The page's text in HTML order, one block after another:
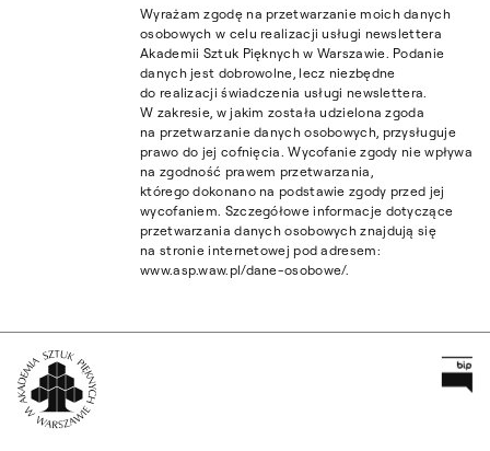
Wyrażam zgodę na przetwarzanie moich danych
osobowych w celu realizacji usługi newslettera
Akademii Sztuk Pięknych w Warszawie. Podanie
danych jest dobrowolne, lecz niezbędne
do realizacji świadczenia usługi newslettera.
W zakresie, w jakim została udzielona zgoda
na przetwarzanie danych osobowych, przysługuje
prawo do jej cofnięcia. Wycofanie zgody nie wpływa
na zgodność prawem przetwarzania,
którego dokonano na podstawie zgody przed jej
wycofaniem. Szczegółowe informacje dotyczące
przetwarzania danych osobowych znajdują się
na stronie internetowej pod adresem:
www.asp.waw.pl/dane-osobowe/.